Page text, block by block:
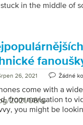
in the middle of
a computer,
Here are
[…]
2021/08/a-
26, 2021 Žádné
come with a
from navigation to
you might be